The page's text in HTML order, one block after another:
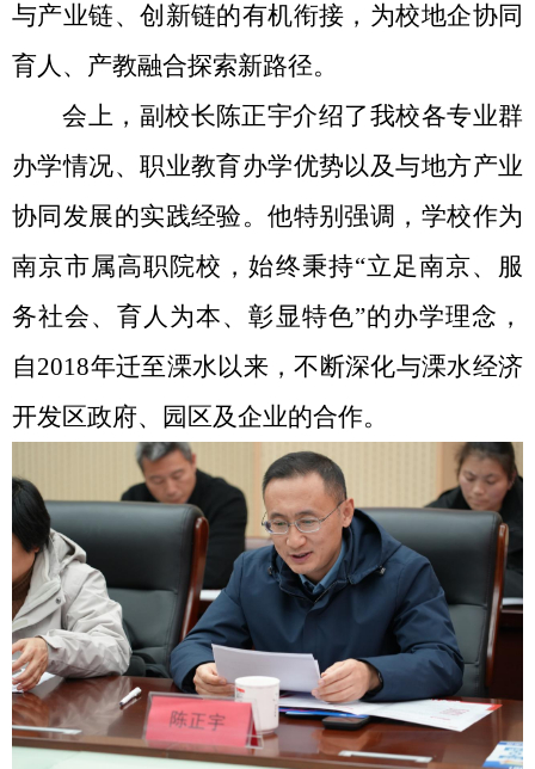
与产业链、创新链的有机衔接，为校地企协同
育人、产教融合探索新路径。
会上，副校长陈正宇介绍了我校各专业群
办学情况、职业教育办学优势以及与地方产业
协同发展的实践经验。他特别强调，学校作为
南京市属高职院校，始终秉持“立足南京、服
务社会、育人为本、彰显特色”的办学理念，
自2018年迁至溧水以来，不断深化与溧水经济
开发区政府、园区及企业的合作。